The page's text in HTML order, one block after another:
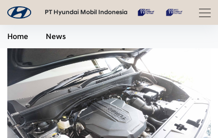
PT Hyundai Mobil Indonesia
Home News